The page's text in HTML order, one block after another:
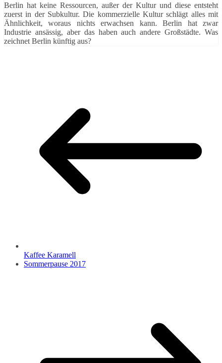
Berlin hat keine Ressourcen, außer der Kultur und diese entsteht
zuerst in der Subkultur. Die kommerzielle Kultur schlägt alles mit
Ähnlichkeit, woraus nichts erwachsen kann. Berlin hat zwar
Industrie ansässig, aber das haben auch andere Großstädte. Was
zeichnet Berlin künftig aus?
Kaffee Karamell
Sommerpause 2017